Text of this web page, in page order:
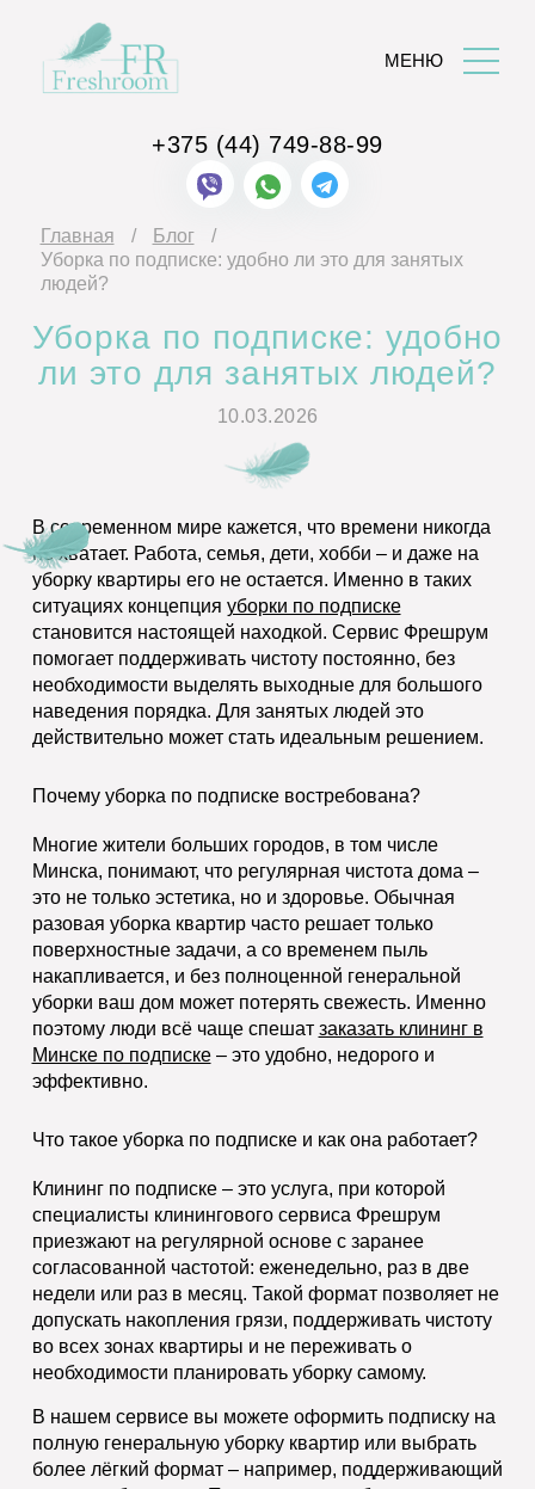
МЕНЮ
+375 (44) 749-88-99
Главная
Блог
Уборка по подписке: удобно ли это для занятых
людей?
Уборка по подписке: удобно
ли это для занятых людей?
10.03.2026
В современном мире кажется, что времени никогда
не хватает. Работа, семья, дети, хобби – и даже на
уборку квартиры его не остается. Именно в таких
ситуациях концепция уборки по подписке
становится настоящей находкой. Сервис Фрешрум
помогает поддерживать чистоту постоянно, без
необходимости выделять выходные для большого
наведения порядка. Для занятых людей это
действительно может стать идеальным решением.
Почемууборка по подпискевостребована?
Многие жители больших городов, в том числе
Минска, понимают, что регулярная чистота дома –
это не только эстетика, но и здоровье. Обычная
разовая уборка квартир часто решает только
поверхностные задачи, а со временем пыль
накапливается, и без полноценной генеральной
уборки ваш дом может потерять свежесть. Именно
поэтому люди всё чаще спешат заказать клининг в
Минске по подписке– это удобно, недорого и
эффективно.
Что такое уборка по подпискеи как она работает?
Клининг по подписке – это услуга, при которой
специалисты клинингового сервиса Фрешрум
приезжают на регулярной основе с заранее
согласованной частотой: еженедельно, раз в две
недели или раз в месяц. Такой формат позволяет не
допускать накопления грязи, поддерживать чистоту
во всех зонах квартиры и не переживать о
необходимости планировать уборку самому.
В нашем сервисе вы можете оформить подписку на
полную генеральную уборку квартир или выбрать
более лёгкий формат – например, поддерживающий